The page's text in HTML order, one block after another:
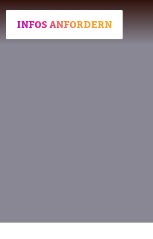
INFOS ANFORDERN